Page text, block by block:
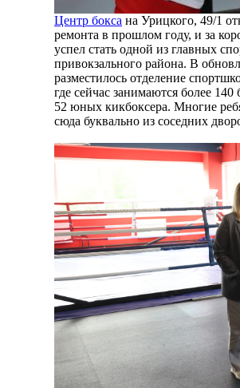
Центр бокса на Урицкого, 49/1
ремонта в прошлом году, и за
успел стать одной из главных
привокзального района. В
разместилось отделение
где сейчас занимаются более 140
52 юных кикбоксера. Многие
сюда буквально из соседних